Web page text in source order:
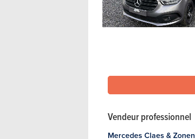
Vendeur professionnel
Mercedes Claes & Zonen